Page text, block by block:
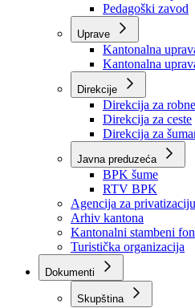
Zavod
Zavod za javno
Zavod za
Pedagoški zavod
Kantonalna
Kantonalna
Direkcije
Direkcija za robne
Direkcija za ceste
Direkcija za
Javna preduzeća
BPK šume
RTV BPK
Agencija za privatizaciju
Arhiv kantona
Kantonalni stambeni fond
Turistička organizacija